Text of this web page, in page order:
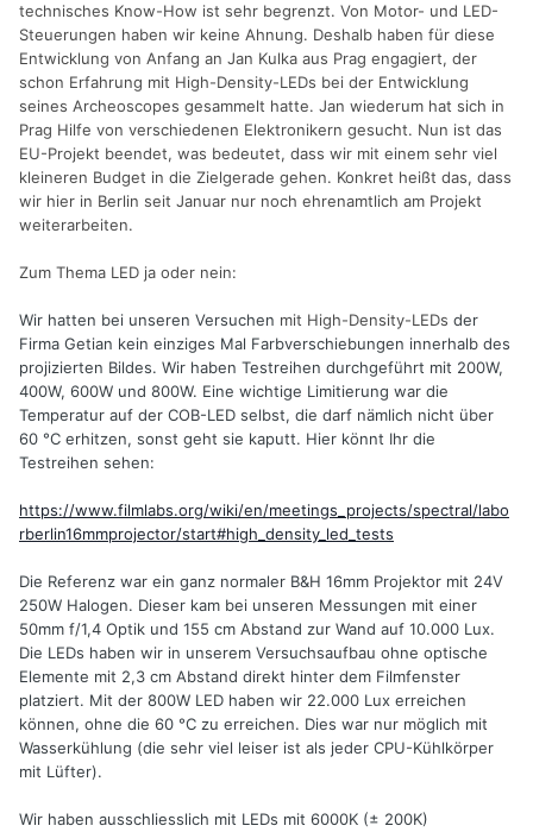
technisches Know-How ist sehr begrenzt. Von Motor- und LED-
Steuerungen haben wir keine Ahnung. Deshalb haben für diese
Entwicklung von Anfang an Jan Kulka aus Prag engagiert, der
schon Erfahrung mit High-Density-LEDs bei der Entwicklung
seines Archeoscopes gesammelt hatte. Jan wiederum hat sich in
Prag Hilfe von verschiedenen Elektronikern gesucht. Nun ist das
EU-Projekt beendet, was bedeutet, dass wir mit einem sehr viel
kleineren Budget in die Zielgerade gehen. Konkret heißt das, dass
wir hier in Berlin seit Januar nur noch ehrenamtlich am Projekt
weiterarbeiten.
Zum Thema LED ja oder nein:
Wir hatten bei unseren Versuchen mit High-Density-LEDs der
Firma Getian kein einziges Mal Farbverschiebungen innerhalb des
projizierten Bildes. Wir haben Testreihen durchgeführt mit 200W,
400W, 600W und 800W. Eine wichtige Limitierung war die
Temperatur auf der COB-LED selbst, die darf nämlich nicht über
60 °C erhitzen, sonst geht sie kaputt. Hier könnt Ihr die
Testreihen sehen:
https://www.filmlabs.org/wiki/en/meetings_projects/spectral/labo
rberlin16mmprojector/start#high_density_led_tests
Die Referenz war ein ganz normaler B&H 16mm Projektor mit 24V
250W Halogen. Dieser kam bei unseren Messungen mit einer
50mm f/1,4 Optik und 155 cm Abstand zur Wand auf 10.000 Lux.
Die LEDs haben wir in unserem Versuchsaufbau ohne optische
Elemente mit 2,3 cm Abstand direkt hinter dem Filmfenster
platziert. Mit der 800W LED haben wir 22.000 Lux erreichen
können, ohne die 60 °C zu erreichen. Dies war nur möglich mit
Wasserkühlung (die sehr viel leiser ist als jeder CPU-Kühlkörper
mit Lüfter).
Wir haben ausschliesslich mit LEDs mit 6000K (± 200K)